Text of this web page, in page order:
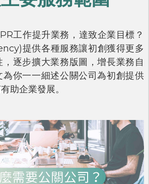
工作提升業務，達致企業目標？
提供各種服務讓初創獲得更多
逐步擴大業務版圖，增長業務自
你一一細述公關公司為初創提供
助企業發展。